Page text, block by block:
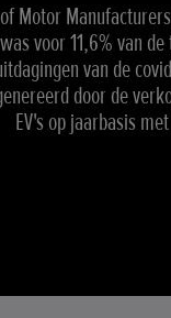
Motor
voor 11,6% van
van de
door de
EV's op jaarbasis